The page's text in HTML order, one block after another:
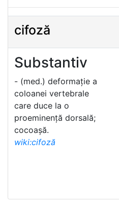
cifoză
Substantiv
- (med.) deformație a
coloanei vertebrale
care duce la o
proeminență dorsală;
cocoașă.
wiki:cifoză